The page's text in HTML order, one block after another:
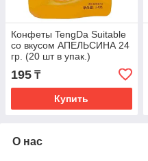
Конфеты TengDa Suitable
со вкусом АПЕЛЬСИНА 24
гр. (20 шт в упак.)
195 ₸
Купить
О нас